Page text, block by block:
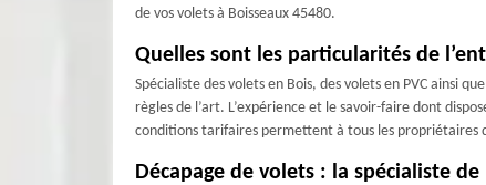
de vos volets à Boisseaux 45480.
Quelles sont les particularités de
Spécialiste des volets en Bois, des volets en PVC ainsi
règles de l’art. L’expérience et le savoir-faire dont
conditions tarifaires permettent à tous les propriétaires
Décapage de volets : la spécialiste